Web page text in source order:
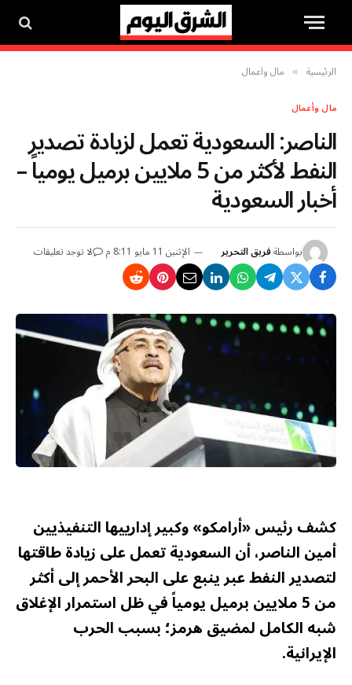
الرئيسية » مال وأعمال
مال وأعمال
الناصر: السعودية تعمل لزيادة تصدير
النفط لأكثر من 5 ملايين برميل يومياً –
أخبار السعودية
بواسطةفريق التحرير الإثنين 11 مايو 8:11 م لا توجد تعليقات
كشف رئيس «أرامكو» وكبير إدارييها التنفيذيين
أمين الناصر، أن السعودية تعمل على زيادة طاقتها
لتصدير النفط عبر ينبع على البحر الأحمر إلى أكثر
من 5 ملايين برميل يومياً في ظل استمرار الإغلاق
شبه الكامل لمضيق هرمز؛ بسبب الحرب
الإيرانية.